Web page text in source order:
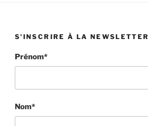
S'INSCRIRE À LA NEWSLETTER
Prénom*
Nom*